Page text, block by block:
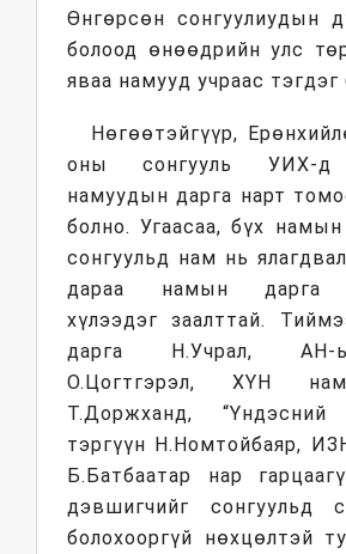
Өнгөрсөн сонгуулиудын
болоод өнөөдрийн улс
яваа намууд учраас тэгдэг
Нөгөөтэйгүүр,
оны сонгууль УИХ-д
намуудын дарга нарт
болно. Угаасаа, бүх
сонгуульд нам нь
дараа намын дарга
хүлээдэг заалттай.
дарга Н.Учрал, АН-
О.Цогтгэрэл, ХҮН
Т.Доржханд, “Үндэсний
тэргүүн Н.Номтойбаяр,
Б.Батбаатар нар
дэвшигчийг сонгуульд
болохооргүй нөхцөлтэй